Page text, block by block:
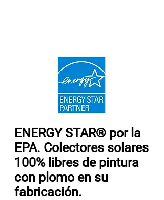
ENERGY STAR® por la
EPA. Colectores solares
100% libres de pintura
con plomo en su
fabricación.